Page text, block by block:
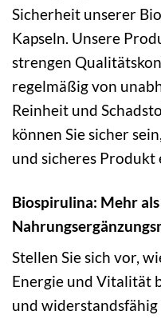
Sicherheit unserer
Kapseln. Unsere
strengen
regelmäßig von
Reinheit und
können Sie sicher
und sicheres Produkt
Biospirulina: Mehr
Stellen Sie sich vor,
Energie und Vitalität
und